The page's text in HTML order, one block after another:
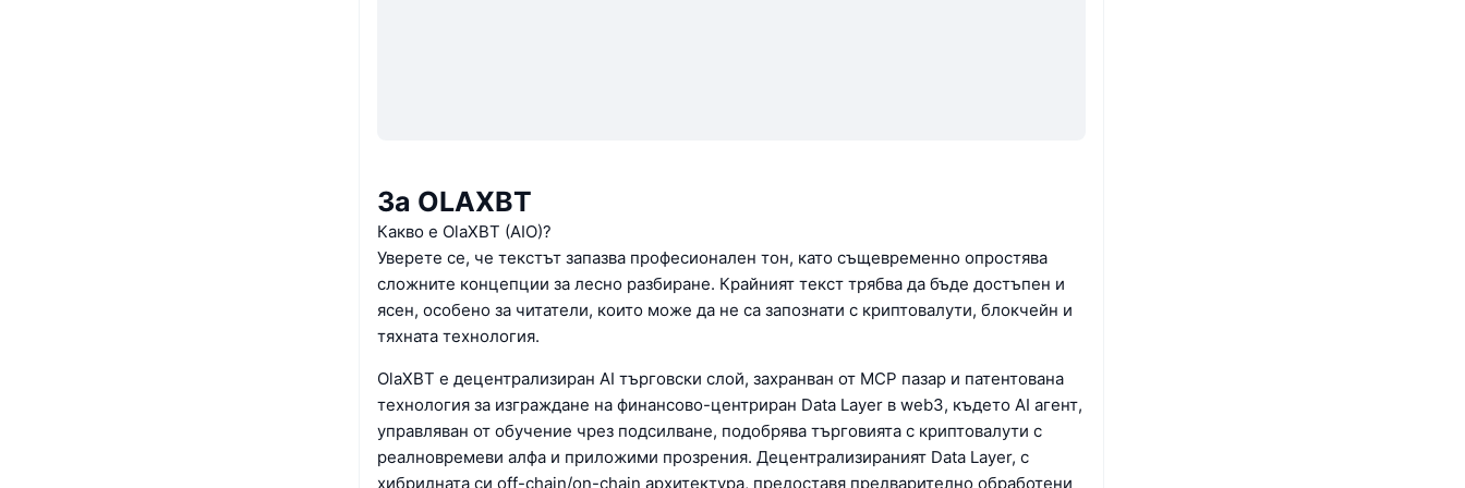
За OLAXBT
Какво е OlaXBT (AIO)?
Уверете се, че текстът запазва професионален тон, като същевременно опростява
сложните концепции за лесно разбиране. Крайният текст трябва да бъде достъпен и
ясен, особено за читатели, които може да не са запознати с криптовалути, блокчейн и
тяхната технология.
OlaXBT е децентрализиран AI търговски слой, захранван от MCP пазар и патентована
технология за изграждане на финансово-центриран Data Layer в web3, където AI агент,
управляван от обучение чрез подсилване, подобрява търговията с криптовалути с
реалновремеви алфа и приложими прозрения. Децентрализираният Data Layer, с
хибридната си off-chain/on-chain архитектура, предоставя предварително обработени